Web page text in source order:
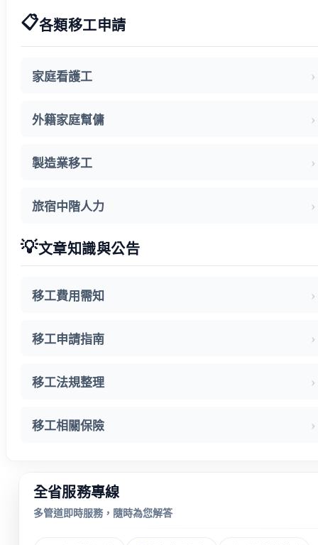
📋各類移工申請
家庭看護工
外籍家庭幫傭
製造業移工
旅宿中階人力
💡文章知識與公告
移工費用需知
移工申請指南
移工法規整理
移工相關保險
全省服務專線
多管道即時服務，隨時為您解答